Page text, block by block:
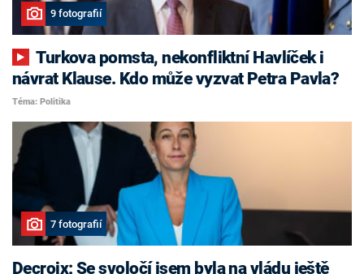
9 fotografií
Turkova pomsta, nekonfliktní Havlíček i
návrat Klause. Kdo může vyzvat Petra Pavla?
Téma: Politika
7 fotografií
Decroix: Se svoločí jsem byla na vládu ještě